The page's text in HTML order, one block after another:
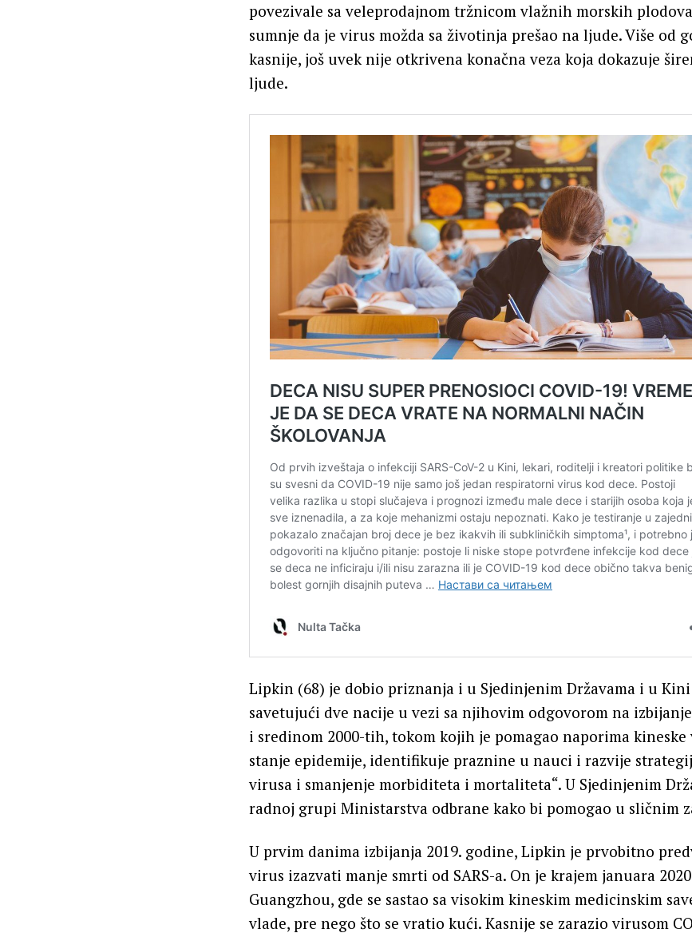
povezivale sa veleprodajnom tržnicom vlažnih morskih
sumnje da je virus možda sa životinja prešao na ljude. Više od
kasnije, još uvek nije otkrivena konačna veza koja dokazuje
ljude.
Lipkin (68) je dobio priznanja i u Sjedinjenim Državama i u Kini
savetujući dve nacije u vezi sa njihovim odgovorom na izbijanje
i sredinom 2000-tih, tokom kojih je pomagao naporima kineske
stanje epidemije, identifikuje praznine u nauci i razvije
virusa i smanjenje morbiditeta i mortaliteta“. U Sjedinjenim
radnoj grupi Ministarstva odbrane kako bi pomogao u sličnim
U prvim danima izbijanja 2019. godine, Lipkin je prvobitno
virus izazvati manje smrti od SARS-a. On je krajem januara
Guangzhou, gde se sastao sa visokim kineskim medicinskim
vlade, pre nego što se vratio kući. Kasnije se zarazio virusom